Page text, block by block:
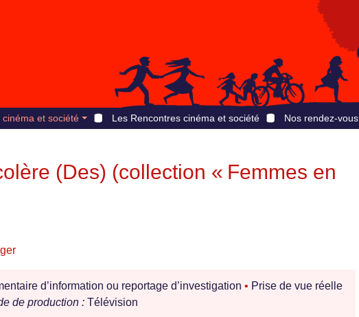
cinéma et société Les Rencontres cinéma et société Nos rendez-vous
(Des) (collection « Femmes en
d’information ou reportage d’investigation • Prise de vue réelle
de production : Télévision